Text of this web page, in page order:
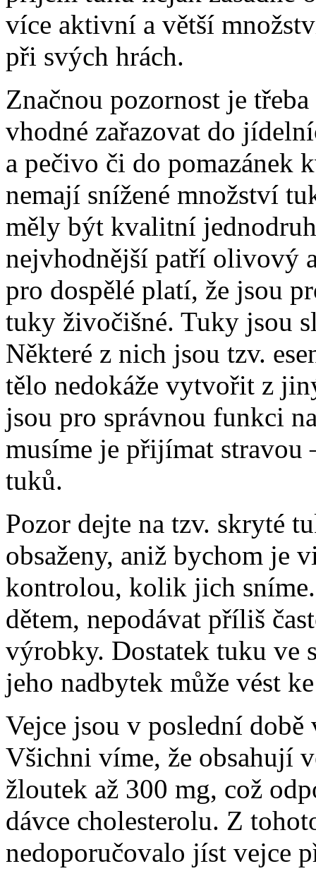
více aktivní a větší
při svých hrách.
Značnou pozornost je
vhodné zařazovat do
a pečivo či do pomazánek
nemají snížené množství
měly být kvalitní
nejvhodnější patří olivový
pro dospělé platí, že jsou
tuky živočišné. Tuky jsou
Některé z nich jsou tzv.
tělo nedokáže vytvořit z
jsou pro správnou funkci
musíme je přijímat stravou
tuků.
Pozor dejte na tzv. skryté
obsaženy, aniž bychom je
kontrolou, kolik jich
dětem, nepodávat příliš
výrobky. Dostatek tuku ve
jeho nadbytek může vést
Vejce jsou v poslední
Všichni víme, že obsahují
žloutek až 300 mg, což
dávce cholesterolu. Z
nedoporučovalo jíst vejce